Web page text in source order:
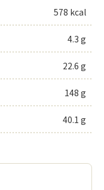
578 kcal
4.3 g
22.6 g
148 g
40.1 g